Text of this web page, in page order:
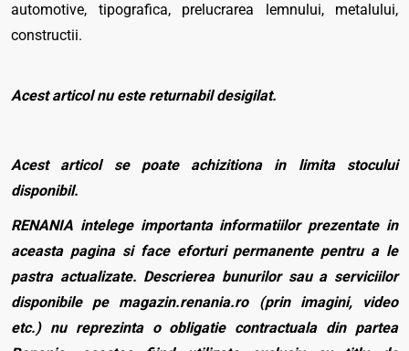
automotive, tipografica, prelucrarea lemnului, metalului,
constructii.
Acest articol nu este returnabil desigilat.
Acest articol se poate achizitiona in limita stocului
disponibil.
RENANIA intelege importanta informatiilor prezentate in
aceasta pagina si face eforturi permanente pentru a le
pastra actualizate. Descrierea bunurilor sau a serviciilor
disponibile pe magazin.renania.ro (prin imagini, video
etc.) nu reprezinta o obligatie contractuala din partea